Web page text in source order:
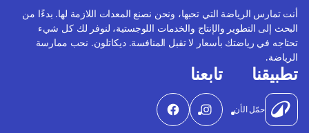
أنت تمارس الرياضة التي تحبها، ونحن نصنع المعدات اللازمة لها. بدءًا من
البحث إلى التطوير والإنتاج والخدمات اللوجستية، لنوفر لك كل شيء
تحتاجه في رياضتك بأسعار لا تقبل المنافسة. ديكاتلون. نحب ممارسة
الرياضة.
تطبيقنا
حمّل الأن
تابعنا